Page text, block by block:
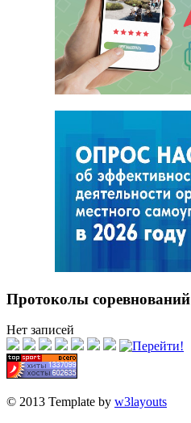
Протоколы соревнований
Нет записей
© 2013 Template by w3layouts